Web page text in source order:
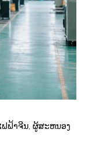
ຟຟ້າຈີນ, ຜູ້ສະຫນອງ